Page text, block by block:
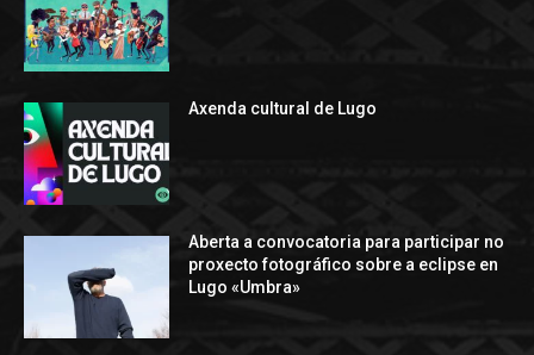
Axenda cultural de Lugo
Aberta a convocatoria para participar no
proxecto fotográfico sobre a eclipse en
Lugo «Umbra»